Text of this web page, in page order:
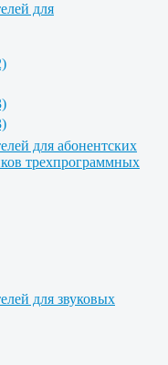
для
для абонентских
трехпрограммных
для звуковых